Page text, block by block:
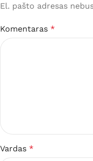
El. pašto adresas
Komentaras *
Vardas *